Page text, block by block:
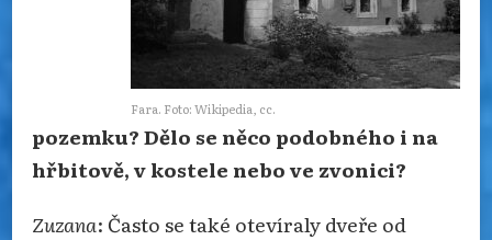
Fara. Foto: Wikipedia, cc.
pozemku? Dělo se něco podobného i na
hřbitově, v kostele nebo ve zvonici?
Zuzana: Často se také otevíraly dveře od